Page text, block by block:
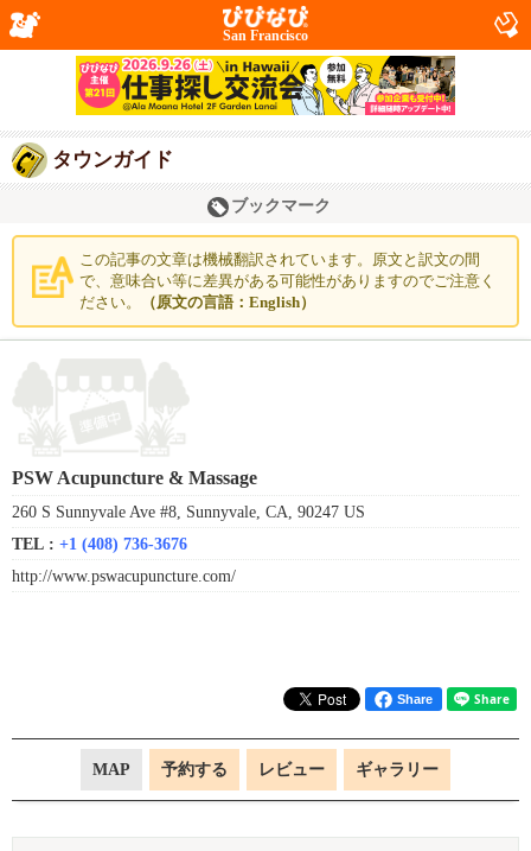
San Francisco
タウンガイド
ブックマーク
この記事の文章は機械翻訳されています。原文と訳文の間
で、意味合い等に差異がある可能性がありますのでご注意く
ださい。
（原文の言語：English）
PSW Acupuncture & Massage
260 S Sunnyvale Ave #8, Sunnyvale, CA, 90247 US
TEL : +1 (408) 736-3676
http://www.pswacupuncture.com/
Share
MAP 予約する レビュー ギャラリー